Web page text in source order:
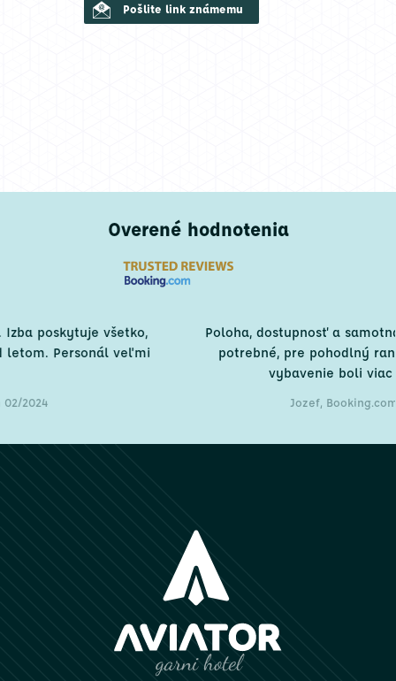
Pošlite link známemu
Overené hodnotenia
Poloha, dostupnosť a samotná izba spĺňajú všetko
potrebné, pre pohodlný ranný odlet. Čistota a
vybavenie boli viac než dobré.